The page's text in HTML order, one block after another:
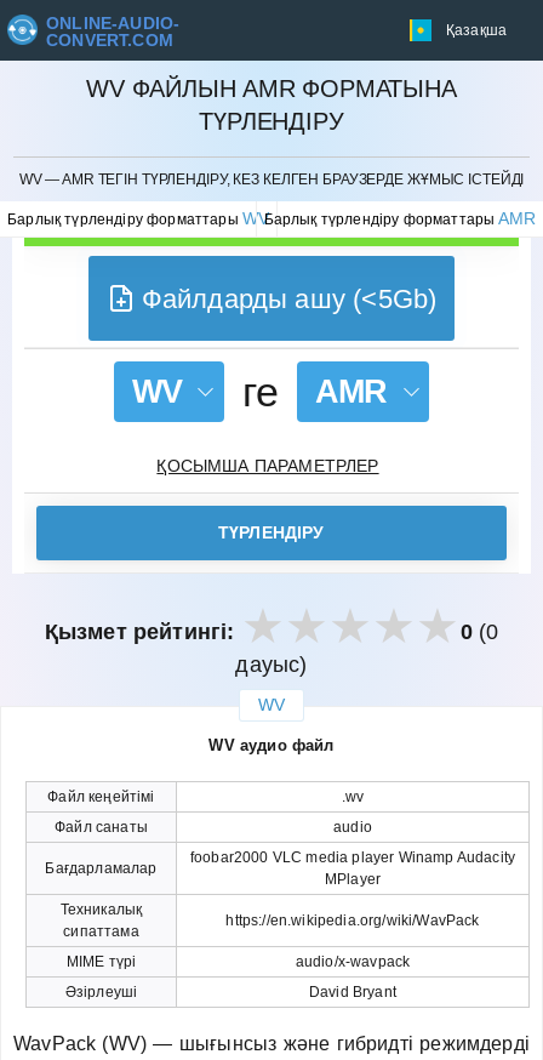
ONLINE-AUDIO-
CONVERT.COM
Қазақша
WV ФАЙЛЫН AMR ФОРМАТЫНА
ТҮРЛЕНДІРУ
WV — AMR ТЕГІН ТҮРЛЕНДІРУ, КЕЗ КЕЛГЕН БРАУЗЕРДЕ ЖҰМЫС ІСТЕЙДІ
Барлық түрлендіру форматтары WVБарлық түрлендіру форматтарыAMR
БОЛДЫРМАУ
Файлдарды ашу (<5Gb)
WV ге AMR
ҚОСЫМША ПАРАМЕТРЛЕР
ТҮРЛЕНДІРУ
Қызмет рейтингі: 0(0
дауыс)
WV
WV аудио файл
Файл кеңейтімі
.wv
Файл санаты
audio
Бағдарламалар
foobar2000 VLC media player Winamp Audacity
MPlayer
Техникалық
сипаттама
https://en.wikipedia.org/wiki/WavPack
MIME түрі
audio/x-wavpack
Әзірлеуші
David Bryant
WavPack (WV) — шығынсыз және гибридті режимдерді